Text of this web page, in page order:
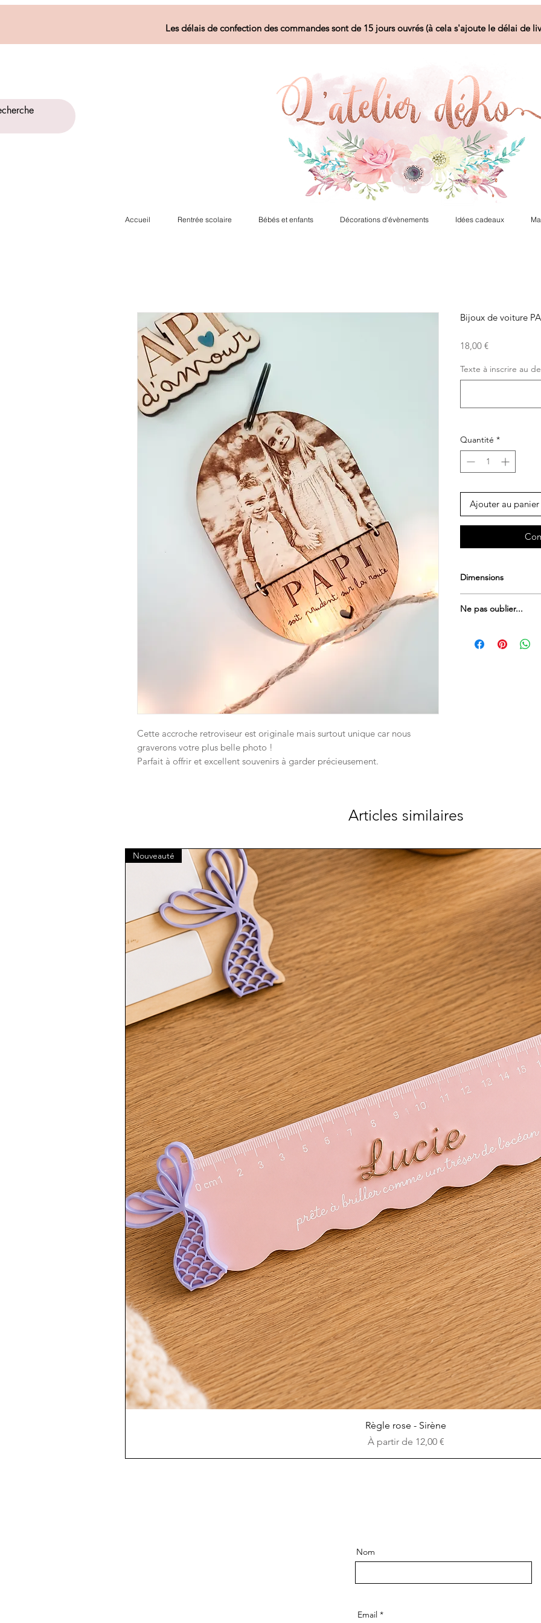
Les délais de confection des commandes sont de 15 jours ouvrés (à cela s'ajoute le délai de
Accueil Rentrée scolaire Bébés et enfants Décorations d'évènements Idées cadeaux
Cette accroche retroviseur est originale mais surtout unique car nous
graverons votre plus belle photo !
Parfait à offrir et excellent souvenirs à garder précieusement.
Bijoux de voiture
18,00 €Prix
Texte à inscrire au
Quantité *
Ajouter au panier
Dimensions
Ne pas oublier...
Articles similaires
Aperçu rapide
Nouveauté
Règle rose - Sirène
À partir de 12,00 €
Prix promotionnel
Nom
Email